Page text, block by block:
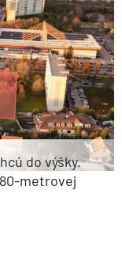
do výšky.
metrovej